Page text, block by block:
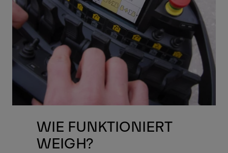
WIE FUNKTIONIERT
WEIGH?